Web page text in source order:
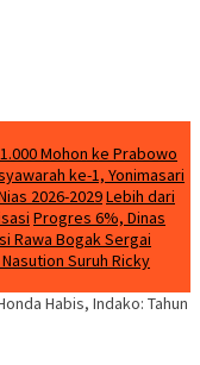
Mohon ke Prabowo
ke-1, Yonimasari
2026-2029Lebih dari
Progres 6%, Dinas
Rawa Bogak Sergai
Suruh Ricky
Habis, Indako: Tahun